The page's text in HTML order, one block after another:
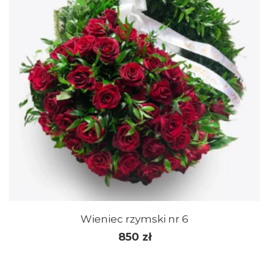
Wieniec rzymski nr 6
850 zł